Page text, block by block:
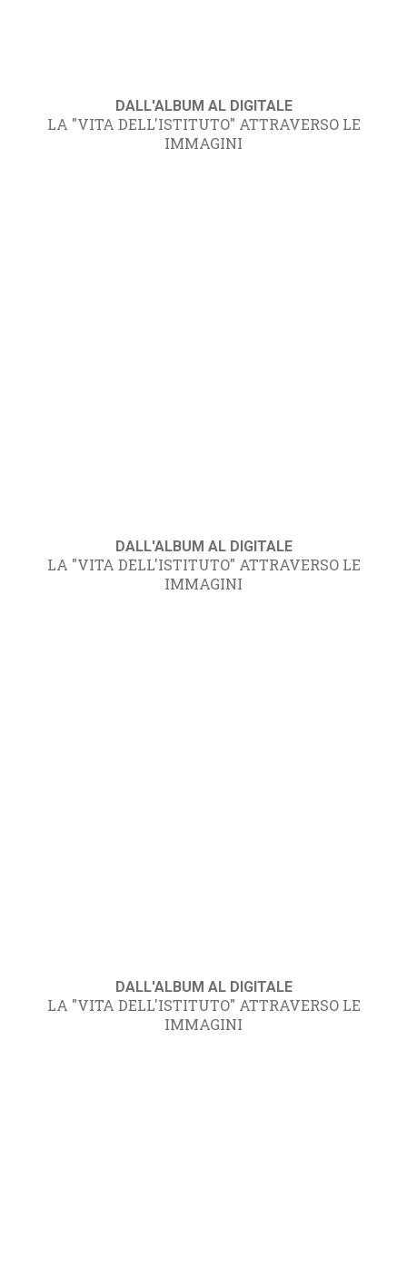
DALL'ALBUM AL DIGITALE
LA "VITA DELL'ISTITUTO" ATTRAVERSO LE
IMMAGINI
DALL'ALBUM AL DIGITALE
LA "VITA DELL'ISTITUTO" ATTRAVERSO LE
IMMAGINI
DALL'ALBUM AL DIGITALE
LA "VITA DELL'ISTITUTO" ATTRAVERSO LE
IMMAGINI